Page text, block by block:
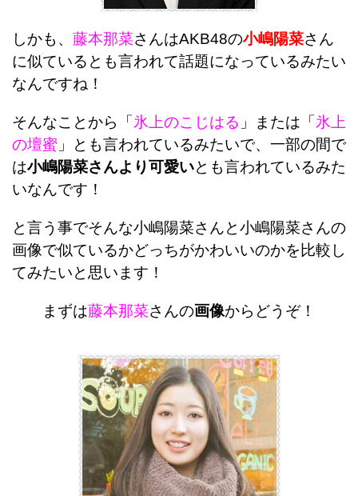
しかも、 藤本那菜さんはAKB48の小嶋陽菜さん
に似ているとも言われて話題になっているみたい
なんですね！
そんなことから「 氷上のこじはる 」または「 氷上
の壇蜜 」とも言われているみたいで、一部の間で
は小嶋陽菜さんより可愛いとも言われているみた
いなんです！
と言う事でそんな小嶋陽菜さんと小嶋陽菜さんの
画像で似ているかどっちがかわいいのかを比較し
てみたいと思います！
まずは藤本那菜さんの画像からどうぞ！